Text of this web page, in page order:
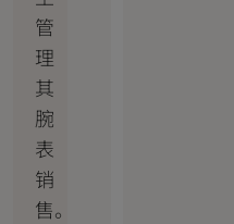
管
理
其
腕
表
销
售。